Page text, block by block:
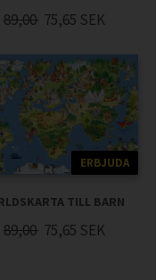
89,00 75,65 SEK
ERBJUDA
TILL BARN
89,00 75,65 SEK